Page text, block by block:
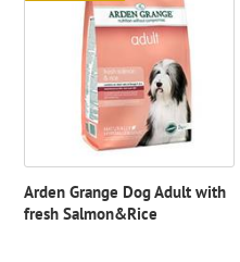
Arden Grange Dog Adult with
fresh Salmon&Rice